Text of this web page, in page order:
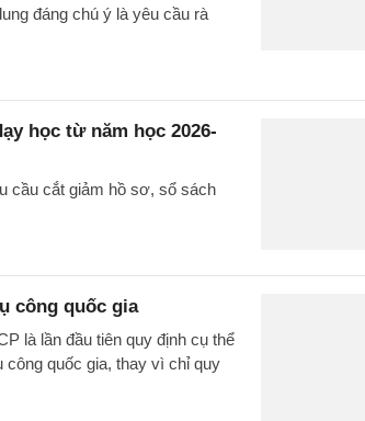
đáng chú ý là yêu cầu rà
học từ năm học 2026-
cầu cắt giảm hồ sơ, sổ sách
công quốc gia
là lần đầu tiên quy định cụ thể
công quốc gia, thay vì chỉ quy